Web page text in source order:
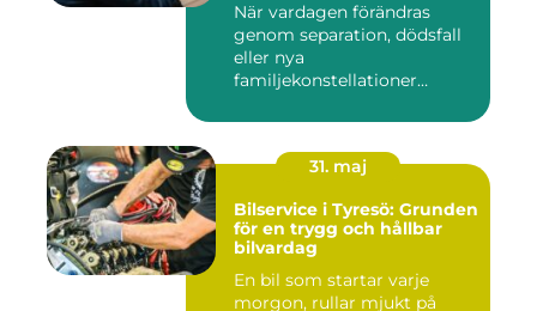
När vardagen förändras
genom separation, dödsfall
eller nya
familjekonstellationer
31. maj
Bilservice i Tyresö: Grunden
för en trygg och hållbar
bilvardag
En bil som startar varje
morgon, rullar mjukt på